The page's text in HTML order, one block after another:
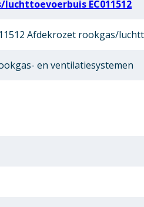
EC011512
Afdekrozet rookgas/
en ventilatiesystemen